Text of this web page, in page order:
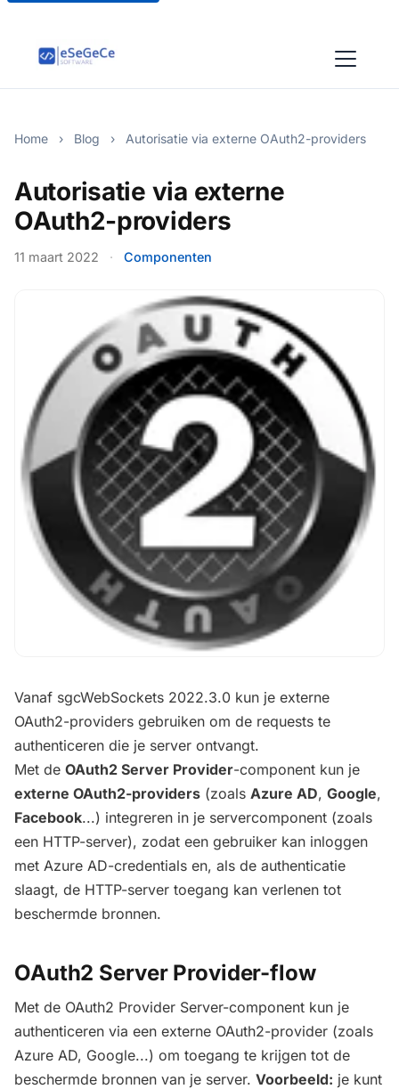
Home › Blog › Autorisatie via externe OAuth2-providers
Autorisatie via externe
OAuth2-providers
11 maart 2022 · Componenten
Vanaf sgcWebSockets 2022.3.0 kun je externe
OAuth2-providers gebruiken om de requests te
authenticeren die je server ontvangt.
Met de OAuth2 Server Provider-component kun je
externe OAuth2-providers (zoals Azure AD, Google,
Facebook...) integreren in je servercomponent (zoals
een HTTP-server), zodat een gebruiker kan inloggen
met Azure AD-credentials en, als de authenticatie
slaagt, de HTTP-server toegang kan verlenen tot
beschermde bronnen.
OAuth2 Server Provider-flow
Met de OAuth2 Provider Server-component kun je
authenticeren via een externe OAuth2-provider (zoals
Azure AD, Google...) om toegang te krijgen tot de
beschermde bronnen van je server. Voorbeeld: je kunt